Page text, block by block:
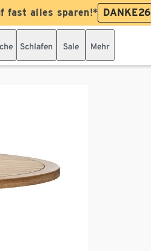
fast alles sparen!* DANKE26
Schlafen Sale Mehr